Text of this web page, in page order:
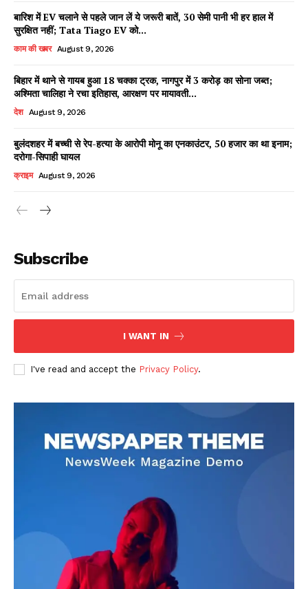
Facebook
X WhatsApp
Share
Read Latest News on AIN
DOWNLOAD NOW
AIN NEWS 1
Contact Us
About Us
Privacy Policy
बारिश में EV चलाने से पहले जान लें ये जरूरी बातें, 30 सेमी पानी भी हर हाल में
सुरक्षित नहीं; Tata Tiago EV को...
काम की खबर August 9, 2026
बिहार में थाने से गायब हुआ 18 चक्का ट्रक, नागपुर में 3 करोड़ का सोना जब्त;
अश्मिता चालिहा ने रचा इतिहास, आरक्षण पर मायावती...
देश August 9, 2026
बुलंदशहर में बच्ची से रेप-हत्या के आरोपी मोनू का एनकाउंटर, 50 हजार का था इनाम;
दरोगा-सिपाही घायल
क्राइम August 9, 2026
Subscribe
I WANT IN
I've read and accept the Privacy Policy.